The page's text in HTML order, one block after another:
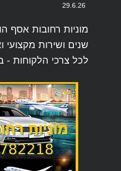
29.6.26
מוניות רחובות אסף
שנים ושירות
לכל צרכי הלקוחות -